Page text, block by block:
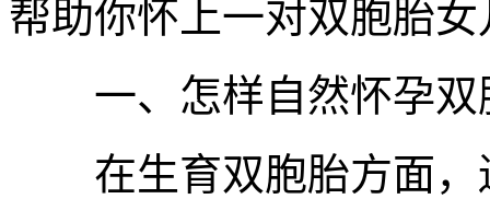
帮助你怀上一对双胞胎女
一、怎样自然怀孕双
在生育双胞胎方面，